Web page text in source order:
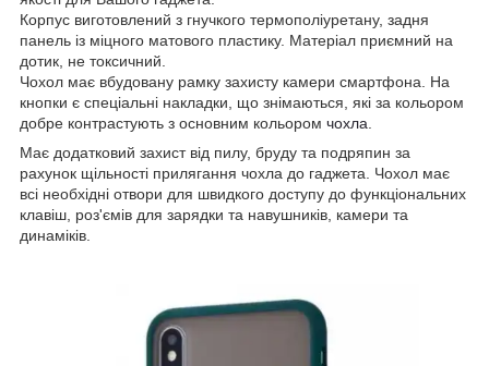
Корпус виготовлений з гнучкого термополіуретану, задня
панель із міцного матового пластику. Матеріал приємний на
дотик, не токсичний.
Чохол має вбудовану рамку захисту камери смартфона. На
кнопки є спеціальні накладки, що знімаються, які за кольором
добре контрастують з основним кольором чохла
Має додатковий захист від пилу, бруду та подряпин за
рахунок щільності прилягання чохла до гаджета. Чохол має
всі необхідні отвори для швидкого доступу до функціональних
клавіш, роз'ємів для зарядки та навушників, камери та
динаміків.